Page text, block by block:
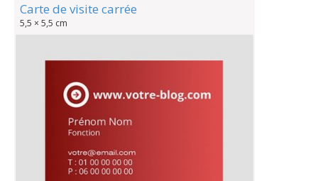
Carte de visite carrée
5,5 × 5,5 cm